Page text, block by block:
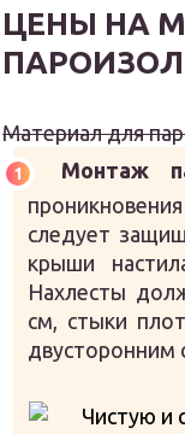
ЦЕНЫ НА
Материал для
Монтаж
следует
крыши
Нахлесты
см, стыки
двусторонним